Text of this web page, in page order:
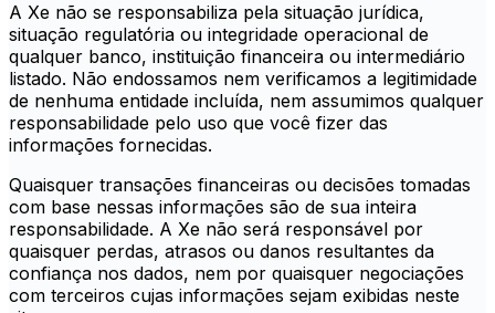
A Xe não se responsabiliza pela situação jurídica,
situação regulatória ou integridade operacional de
qualquer banco, instituição financeira ou intermediário
listado. Não endossamos nem verificamos a legitimidade
de nenhuma entidade incluída, nem assumimos qualquer
responsabilidade pelo uso que você fizer das
informações fornecidas.
Quaisquer transações financeiras ou decisões tomadas
com base nessas informações são de sua inteira
responsabilidade. A Xe não será responsável por
quaisquer perdas, atrasos ou danos resultantes da
confiança nos dados, nem por quaisquer negociações
com terceiros cujas informações sejam exibidas neste